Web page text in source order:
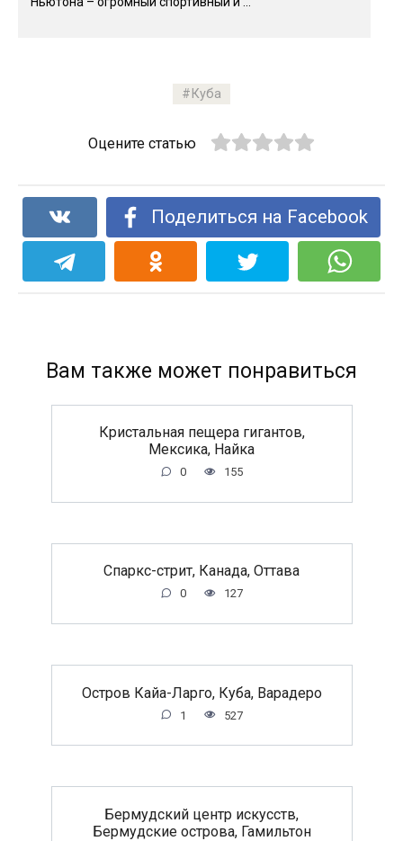
Куба
Оцените статью
Поделиться на Facebook
Вам также может понравиться
Кристальная пещера гигантов,
Мексика, Найка
0 155
Спаркс-стрит, Канада, Оттава
0 127
Остров Кайа-Ларго, Куба, Варадеро
1 527
Бермудский центр искусств,
Бермудские острова, Гамильтон